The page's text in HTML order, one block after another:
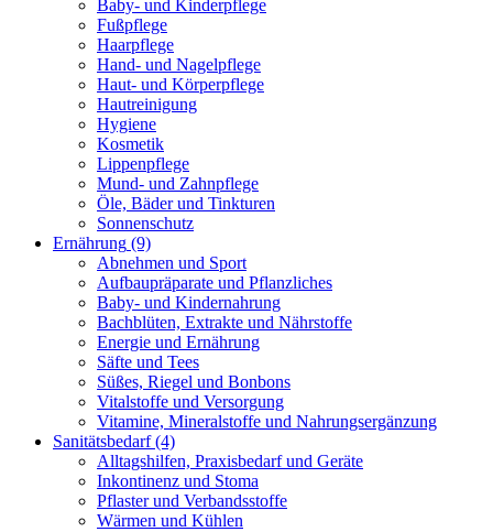
Baby- und Kinderpflege
Fußpflege
Haarpflege
Hand- und Nagelpflege
Haut- und Körperpflege
Hautreinigung
Hygiene
Kosmetik
Lippenpflege
Mund- und Zahnpflege
Öle, Bäder und Tinkturen
Sonnenschutz
Ernährung (9)
Abnehmen und Sport
Aufbaupräparate und Pflanzliches
Baby- und Kindernahrung
Bachblüten, Extrakte und Nährstoffe
Energie und Ernährung
Säfte und Tees
Süßes, Riegel und Bonbons
Vitalstoffe und Versorgung
Vitamine, Mineralstoffe und Nahrungsergänzung
Sanitätsbedarf(4)
Alltagshilfen, Praxisbedarf und Geräte
Inkontinenz und Stoma
Pflaster und Verbandsstoffe
Wärmen und Kühlen